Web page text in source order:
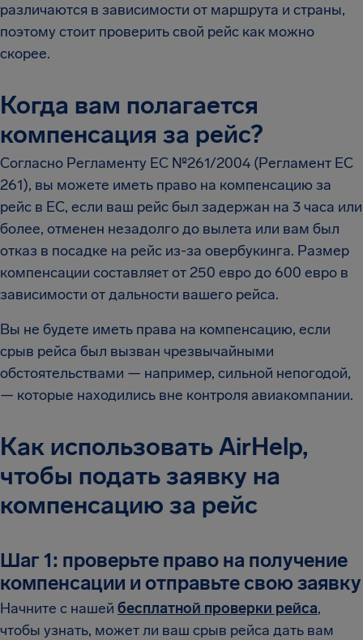
различаются в зависимости от маршрута и страны,
поэтому стоит проверить свой рейс как можно
скорее.
Когда вам полагается
компенсация за рейс?
Согласно Регламенту ЕС №261/2004 (Регламент ЕС
261), вы можете иметь право на компенсацию за
рейс в ЕС, если ваш рейс был задержан на 3 часа или
более, отменен незадолго до вылета или вам был
отказ в посадке на рейс из-за овербукинга. Размер
компенсации составляет от 250 евро до 600 евро в
зависимости от дальности вашего рейса.
Вы не будете иметь права на компенсацию, если
срыв рейса был вызван чрезвычайными
обстоятельствами — например, сильной непогодой,
— которые находились вне контроля авиакомпании.
Как использовать AirHelp,
чтобы подать заявку на
компенсацию за рейс
Шаг 1: проверьте право на получение
компенсации и отправьте свою заявку
Начните с нашей бесплатной проверки рейса,
чтобы узнать, может ли ваш срыв рейса дать вам